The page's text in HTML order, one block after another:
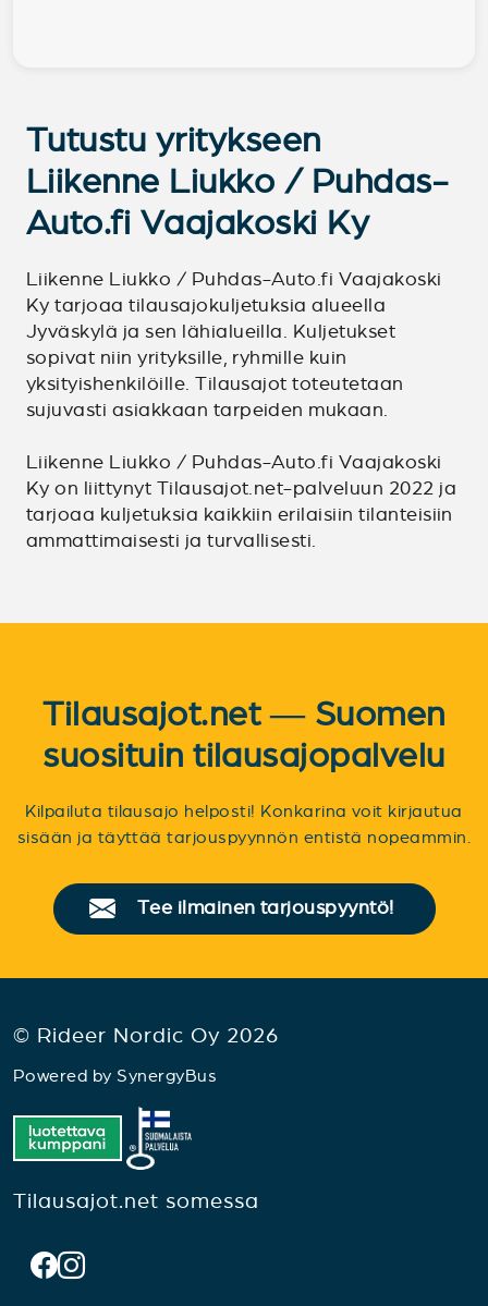
Tutustu yritykseen
Liikenne Liukko / Puhdas-
Auto.fi Vaajakoski Ky
Liikenne Liukko / Puhdas-Auto.fi Vaajakoski
Ky tarjoaa tilausajokuljetuksia alueella
Jyväskylä ja sen lähialueilla. Kuljetukset
sopivat niin yrityksille, ryhmille kuin
yksityishenkilöille. Tilausajot toteutetaan
sujuvasti asiakkaan tarpeiden mukaan.
Liikenne Liukko / Puhdas-Auto.fi Vaajakoski
Ky on liittynyt Tilausajot.net-palveluun 2022 ja
tarjoaa kuljetuksia kaikkiin erilaisiin tilanteisiin
ammattimaisesti ja turvallisesti.
Tilausajot.net — Suomen
suosituin tilausajopalvelu
Kilpailuta tilausajo helposti! Konkarina voit kirjautua
sisään ja täyttää tarjouspyynnön entistä nopeammin.
Tee ilmainen tarjouspyyntö!
© Rideer Nordic Oy 2026
Powered by SynergyBus
Tilausajot.net somessa